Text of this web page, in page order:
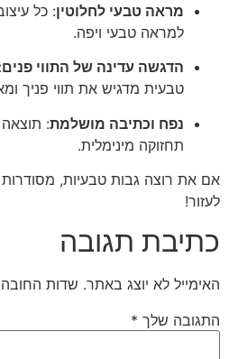
מראה טבעי לחלוטין: כל
למראה טבעי ויפה.
הדגשה עדינה של התווי פנים
טבעית מדגיש את תווי פניך
נפח וכתיבה מושלמת:
תחזוקה מינימלית.
אם את רוצה גבות טבעיות, מסודרות
לעזור!
כתיבת תגובה
האימייל לא יוצג באתר. שדות
התגובה שלך *